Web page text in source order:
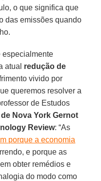
o que significa que
das emissões quando
especialmente
atual redução de
vivido por
queremos resolver a
de Estudos
Nova York Gernot
Review: “As
porque a economia
e porque as
obter remédios e
do modo como